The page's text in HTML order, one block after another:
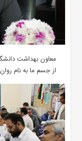
معاون بهداشت
از جسم ما به نام